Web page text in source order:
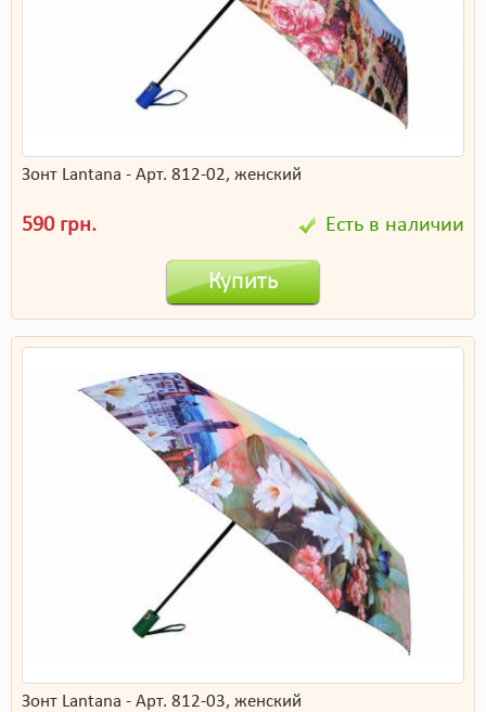
Зонт Lantana - Арт. 812-02, женский
590 грн. Есть в наличии
Купить
Зонт Lantana - Арт. 812-03, женский